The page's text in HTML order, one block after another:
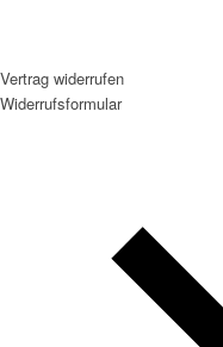
Vertrag widerrufen
Widerrufsformular